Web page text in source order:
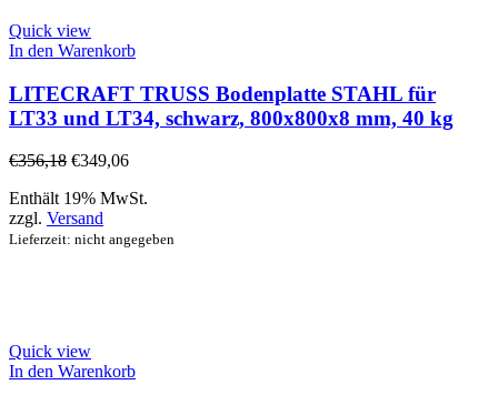
Quick view
In den Warenkorb
LITECRAFT TRUSS Bodenplatte STAHL für
LT33 und LT34, schwarz, 800x800x8 mm, 40 kg
€356,18 €349,06
Enthält 19% MwSt.
zzgl. Versand
Lieferzeit: nicht angegeben
Quick view
In den Warenkorb